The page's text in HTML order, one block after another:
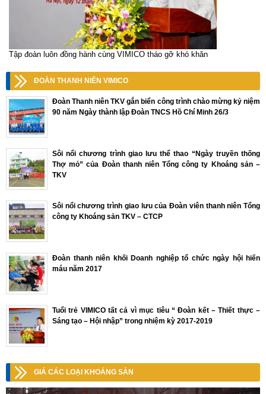
Tập đoàn luôn đồng hành cùng VIMICO tháo gỡ khó khăn
ĐOÀN THANH NIÊN VIMICO
Đoàn Thanh niên TKV gắn biển công trình chào mừng kỷ niệm
90 năm Ngày thành lập Đoàn TNCS Hồ Chí Minh 26/3
Sôi nổi chương trình giao lưu thể thao “Ngày truyền thống
Thợ mỏ” của Đoàn thanh niên Tổng công ty Khoáng sản –
TKV
Sôi nổi chương trình giao lưu của Đoàn viên thanh niên Tổng
công ty Khoáng sản TKV – CTCP
Đoàn thanh niên khối Doanh nghiệp tổ chức ngày hội hiến
máu năm 2017
Tuổi trẻ VIMICO tất cả vì mục tiêu “ Đoàn kết – Thiết thực –
Sáng tạo – Hội nhập” trong nhiệm kỳ 2017-2019
GIÁ CÁC LOẠI KHOÁNG SẢN